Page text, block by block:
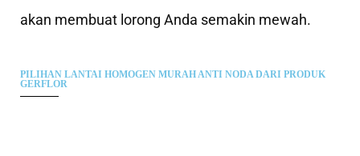
akan membuat lorong Anda semakin mewah.
PILIHAN LANTAI HOMOGEN MURAH ANTI NODA DARI PRODUK
GERFLOR